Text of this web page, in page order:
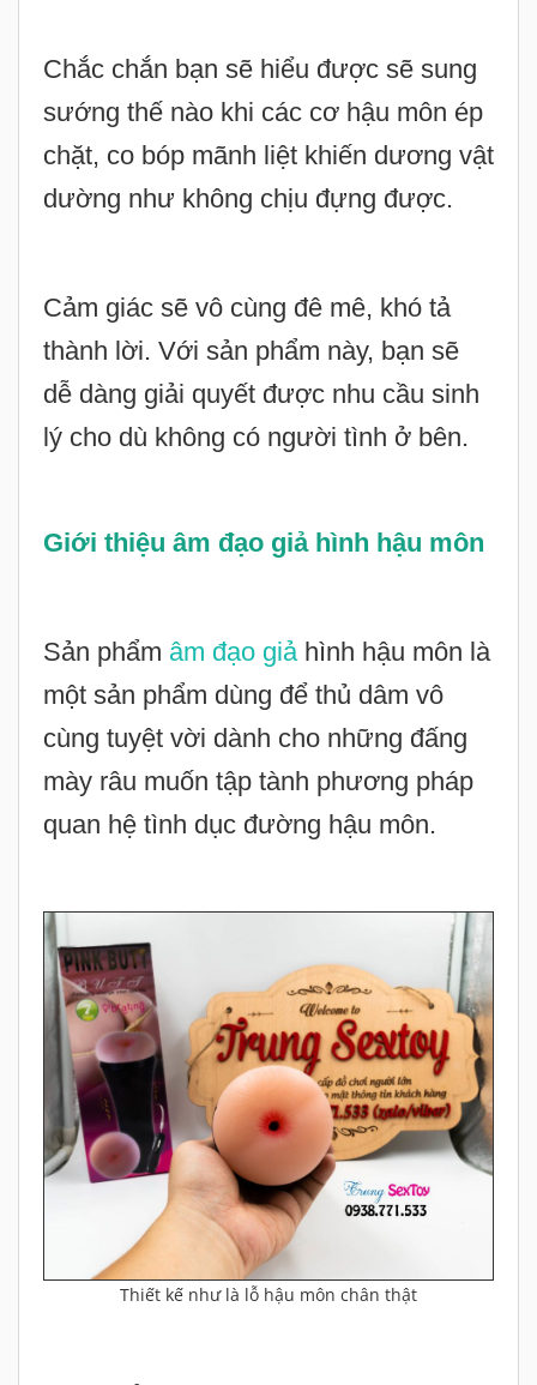
Chắc chắn bạn sẽ hiểu được sẽ sung
sướng thế nào khi các cơ hậu môn ép
chặt, co bóp mãnh liệt khiến dương vật
dường như không chịu đựng được.
Cảm giác sẽ vô cùng đê mê, khó tả
thành lời. Với sản phẩm này, bạn sẽ
dễ dàng giải quyết được nhu cầu sinh
lý cho dù không có người tình ở bên.
Giới thiệu âm đạo giả hình hậu môn
Sản phẩm âm đạo giả hình hậu môn là
một sản phẩm dùng để thủ dâm vô
cùng tuyệt vời dành cho những đấng
mày râu muốn tập tành phương pháp
quan hệ tình dục đường hậu môn.
Thiết kế như là lỗ hậu môn chân thật